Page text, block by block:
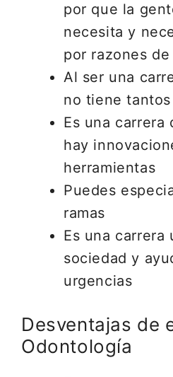
por que la
necesita y
por razones de
Al ser una
no tiene
Es una carrera
hay
herramientas
Puedes
ramas
Es una carrera
sociedad y
urgencias
Desventajas de
Odontología